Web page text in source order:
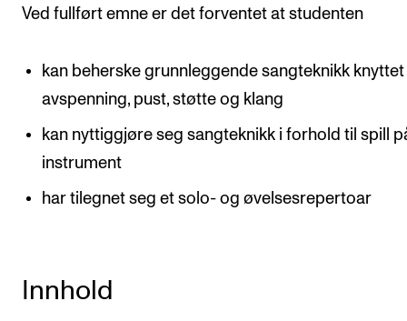
Ledige stillinger
INFO
Om Norges musikkhøgskole
Kontakt oss
Finn ansatte
For ansatte og studenter
Ved fullført emne er det forventet at studenten
kan beherske grunnleggende sangteknikk
avspenning, pust, støtte og klang
kan nyttiggjøre seg sangteknikk i forhold til spill
instrument
har tilegnet seg et solo- og øvelsesrepertoar
Innhold